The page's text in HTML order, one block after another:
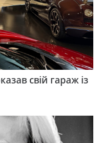
свій гараж із